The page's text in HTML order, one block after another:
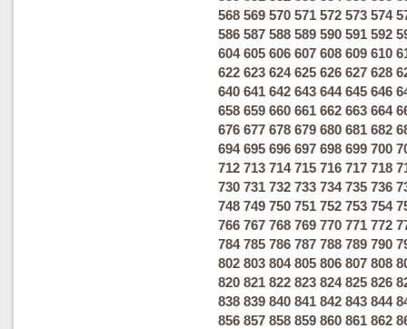
568 569 570 571 572 573 574
586 587 588 589 590 591 592
604 605 606 607 608 609 610
622 623 624 625 626 627 628
640 641 642 643 644 645 646
658 659 660 661 662 663 664
676 677 678 679 680 681 682
694 695 696 697 698 699 700
712 713 714 715 716 717 718
730 731 732 733 734 735 736
748 749 750 751 752 753 754
766 767 768 769 770 771 772
784 785 786 787 788 789 790
802 803 804 805 806 807 808
820 821 822 823 824 825 826
838 839 840 841 842 843 844
856 857 858 859 860 861 862